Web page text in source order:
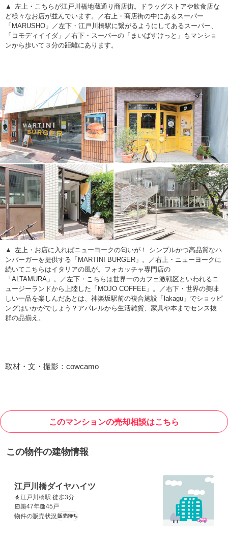
左上・こちらが江戸川橋地蔵通り商店街。ドラッグストアや飲食店な
ど様々なお店が並んでいます。／右上・商店街の中にあるスーパー
「MARUSHO」／左下・江戸川橋駅に繋がるようにしてあるスーパー、
「コモディイイダ」／右下・スーパーの「まいばすけっと」もマンショ
ンから歩いて３分の距離にあります。
左上・お店に入ればニューヨークの匂いが！ シンプルかつ高品質なハ
ンバーガーを提供する「MARTINI BURGER」。／右上・ニューヨークに
続いてこちらはイタリアの風が。フォカッチャ専門店の
「ALTAMURA」。／左下・こちらは世界一のカフェ激戦区といわれるニ
ュージーランドから上陸した「MOJO COFFEE」。／右下・世界の美味
しい一品を楽しんだあとは、神楽坂駅前の複合施設「lakagu」でショッピ
ングはいかがでしょう？アパレルから生活雑貨、家具や本までセンス抜
群の品揃え。
取材・文・撮影：cowcamo
このマンションの売却相談はこちら
この物件の建物情報
江戸川橋ダイヤハイツ
江戸川橋駅 徒歩3分
築47年
45戸
物件の販売状況 販売待ち